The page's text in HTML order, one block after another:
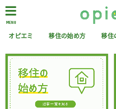
MENU
オピエミ 移住の始め方 移住